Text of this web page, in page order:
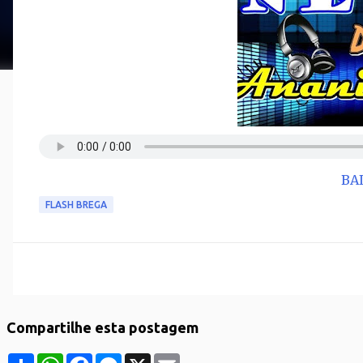
FLASH BREGA
Compartilhe esta postagem
S W F M X